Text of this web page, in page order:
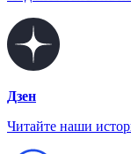
Дзен
Читайте наши